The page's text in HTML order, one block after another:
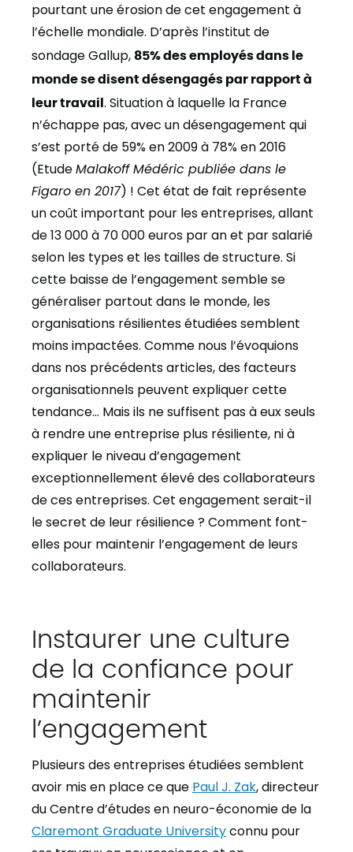
pourtant une érosion de cet engagement à
l’échelle mondiale. D’après l’institut de
sondage Gallup, 85% des employés dans le
monde se disent désengagés par rapport à
leur travail. Situation à laquelle la France
n’échappe pas, avec un désengagement qui
s’est porté de 59% en 2009 à 78% en 2016
(EtudeMalakoff Médéric publiée dans le
Figaro en 2017) ! Cet état de fait représente
un coût important pour les entreprises, allant
de 13 000 à 70 000 euros par an et par salarié
selon les types et les tailles de structure. Si
cette baisse de l’engagement semble se
généraliser partout dans le monde, les
organisations résilientes étudiées semblent
moins impactées. Comme nous l’évoquions
dans nos précédents articles, des facteurs
organisationnels peuvent expliquer cette
tendance… Mais ils ne suffisent pas à eux seuls
à rendre une entreprise plus résiliente, ni à
expliquer le niveau d’engagement
exceptionnellement élevé des collaborateurs
de ces entreprises. Cet engagement serait-il
le secret de leur résilience ? Comment font-
elles pour maintenir l’engagement de leurs
collaborateurs.
Instaurer une culture
de la confiance pour
maintenir
l’engagement
Plusieurs des entreprises étudiées semblent
avoir mis en place ce que Paul J. Zak, directeur
du Centre d’études en neuro-économie de la
Claremont Graduate Universityconnu pour